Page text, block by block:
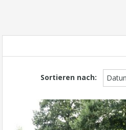
Sortieren nach: